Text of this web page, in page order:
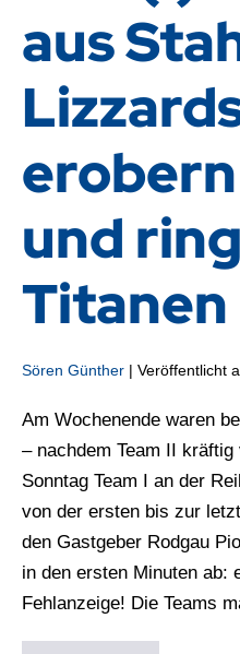
aus
und
Sören Günther | Veröffentlicht
Am Wochenende waren
– nachdem Team II
Sonntag Team I an der
von der ersten bis zur
den Gastgeber Rodgau
in den ersten Minuten ab:
Fehlanzeige! Die Teams